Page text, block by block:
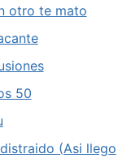
otro te mato
50
(Asi llego